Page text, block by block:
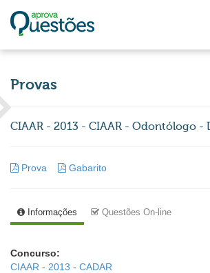
Provas
CIAAR - 2013 - CIAAR - Odontólogo -
Prova Gabarito
Informações Questões On-line
Concurso:
CIAAR - 2013 - CADAR